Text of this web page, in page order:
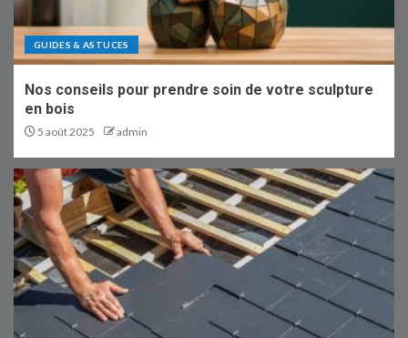
GUIDES & ASTUCES
Nos conseils pour prendre soin de votre sculpture
en bois
5 août 2025 admin